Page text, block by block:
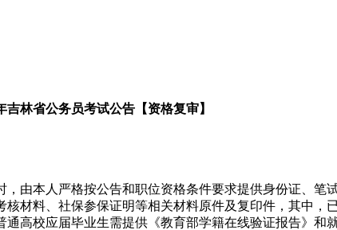
吉林省公务员考试公告【资格复审】
本人严格按公告和职位资格条件要求提供身份证、笔
材料、社保参保证明等相关材料原件及复印件，其中，
高校应届毕业生需提供《教育部学籍在线验证报告》和